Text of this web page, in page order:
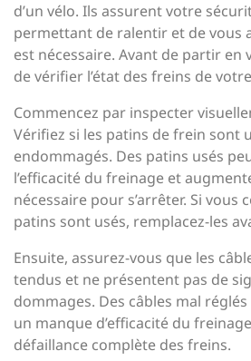
d’un vélo. Ils assurent votre
permettant de ralentir et de vous
est nécessaire. Avant de partir en
de vérifier l’état des freins de
Commencez par inspecter
Vérifiez si les patins de frein sont
endommagés. Des patins usés
l’efficacité du freinage et
nécessaire pour s’arrêter. Si vous
patins sont usés, remplacez-les
Ensuite, assurez-vous que les
tendus et ne présentent pas de
dommages. Des câbles mal
un manque d’efficacité du
défaillance complète des freins.